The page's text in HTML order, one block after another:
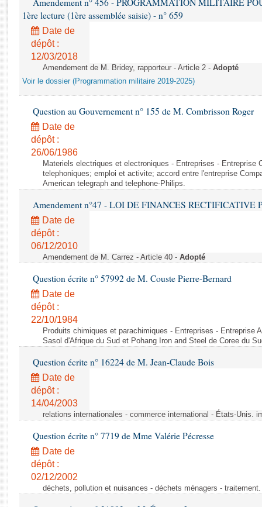
Rapports d'enquête
Rapports législatifs
Rapports sur l'application des lois
Baromètre de l’application des lois
Dossiers législatifs
Questions écrites et orales
Comptes rendus des débats
Amendement n° 456 - PROGRAMMATION MILITAIRE
1ère lecture (1ère assemblée saisie) - n° 659
Date de
dépôt :
12/03/2018
Amendement de M. Bridey, rapporteur - Article 2 - Adopté
Voir le dossier (Programmation militaire 2019-2025)
Question au Gouvernement n° 155 de M. Combrisson Roger
Date de
dépôt :
26/06/1986
Materiels electriques et electroniques - Entreprises - Entreprise
telephoniques; emploi et activite; accord entre l'entreprise
American telegraph and telephone-Philips.
Amendement n°47 - LOI DE FINANCES RECTIFICATIVE
Date de
dépôt :
06/12/2010
Amendement de M. Carrez - Article 40 - Adopté
Question écrite n° 57992 de M. Couste Pierre-Bernard
Date de
dépôt :
22/10/1984
Produits chimiques et parachimiques - Entreprises - Entreprise
Sasol d'Afrique du Sud et Pohang Iron and Steel de Coree du
Question écrite n° 16224 de M. Jean-Claude Bois
Date de
dépôt :
14/04/2003
relations internationales - commerce international - États-Unis.
Question écrite n° 7719 de Mme Valérie Pécresse
Date de
dépôt :
02/12/2002
déchets, pollution et nuisances - déchets ménagers -